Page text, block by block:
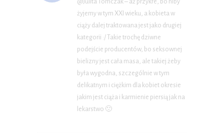
@Julita Tomczak – aż przykre, bo niby
żyjemy w tym XXI wieku, a kobieta w
ciąży dalej traktowana jest jako drugiej
kategorii :/ Takie trochę dziwne
podejście producentów, bo seksownej
bielizny jest cała masa, ale takiej żeby
była wygodna, szczególnie w tym
delikatnym i ciężkim dla kobiet okresie
jakim jest ciąża i karmienie piersią jak na
lekarstwo 🙁